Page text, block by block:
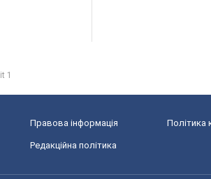
1
Правова інформація Політика
Редакційна політика